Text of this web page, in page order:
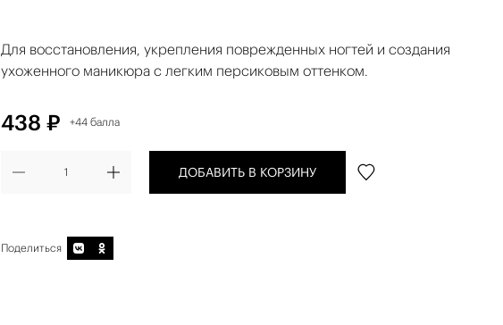
Для восстановления, укрепления поврежденных ногтей и создания
ухоженного маникюра с легким персиковым оттенком.
+44 балла
438 ₽
ДОБАВИТЬ В КОРЗИНУ
Поделиться